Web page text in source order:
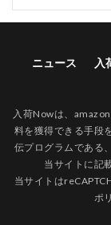
ニュース 入
入荷Nowは、
料を獲得できる手段
伝プログラムである
当サイトに記
当サイトは
ポ